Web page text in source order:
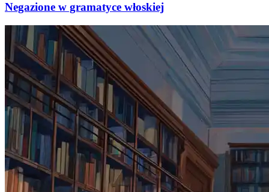
Negazione w gramatyce włoskiej